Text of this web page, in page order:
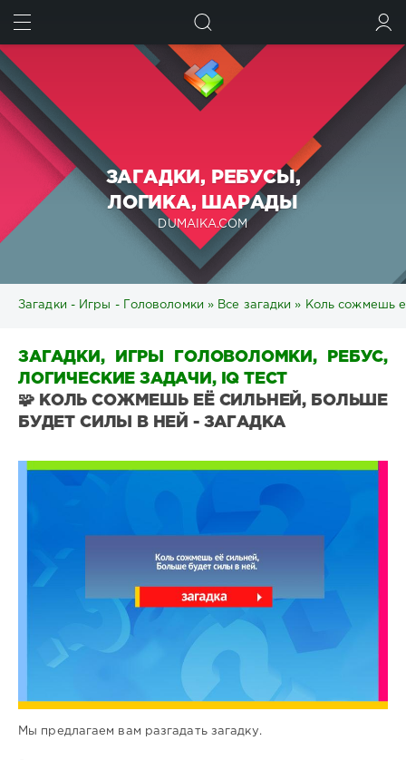
ЗАГАДКИ, РЕБУСЫ,
ЛОГИКА, ШАРАДЫ
DUMAIKA.COM
Загадки - Игры - Головоломки » Все загадки » Коль сожмешь
ЗАГАДКИ, ИГРЫ ГОЛОВОЛОМКИ, РЕБУС,
ЛОГИЧЕСКИЕ ЗАДАЧИ, IQ ТЕСТ
🧩 КОЛЬ СОЖМЕШЬ ЕЁ СИЛЬНЕЙ, БОЛЬШЕ
БУДЕТ СИЛЫ В НЕЙ - ЗАГАДКА
Мы предлагаем вам разгадать загадку.